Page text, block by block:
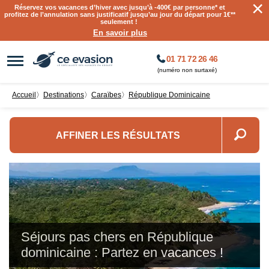
Réservez vos vacances d’hiver avec jusqu’à-400€ par personne* et
profitez de l’annulation sans justificatif jusqu’au jour du départ pour 1€**
seulement !
En savoir plus
×
01 71 72 26 46
(numéro non surtaxé)
Accueil 〉 destinations〉 Caraïbes〉 République Dominicaine
AFFINER LES RÉSULTATS
Séjours pas chers en République
dominicaine : Partez en vacances !